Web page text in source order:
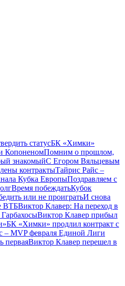
статусБК «Химки»
КопоненомПомним о прошлом,
знакомыйС Егором Вяльцевым
контрактыТайрис Райс –
Кубка ЕвропыПоздравляем с
Время побеждатьКубок
или не проигратьИ снова
ВТБВиктор Клавер: На переход в
Виктор Клавер прибыл
БК «Химки» продлил контракт с
– MVP февраля Единой Лиги
перваяВиктор Клавер перешел в